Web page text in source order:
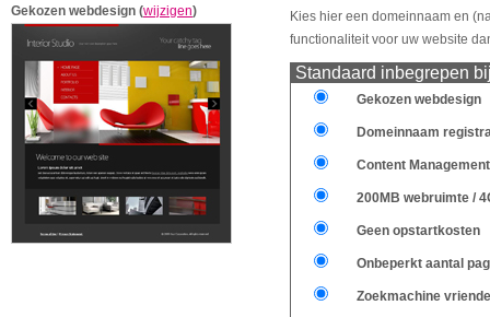
Gekozen webdesign (wijzigen)
Kies hier een domeinnaam en
functionaliteit voor uw website
Standaard inbegrepen
Gekozen webdesign
Domeinnaam
Content
200MB webruimte /
Geen opstartkosten
Onbeperkt aantal
Zoekmachine